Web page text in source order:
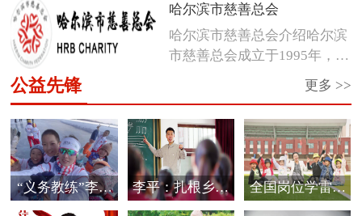
哈尔滨市慈善总会
哈尔滨市慈善总会介绍哈尔滨
市慈善总会成立于1995年，是
更多 >>
公益先锋
“义务教练”李海
霞的公益情怀
李平：扎根乡村
教育 唱响爱的
全国岗位学雷锋
标兵邰慧